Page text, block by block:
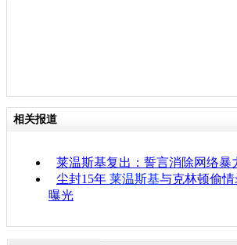
相关报道
莱温斯基复出：誓言消除网络暴
尘封15年 莱温斯基与克林顿偷
曝光